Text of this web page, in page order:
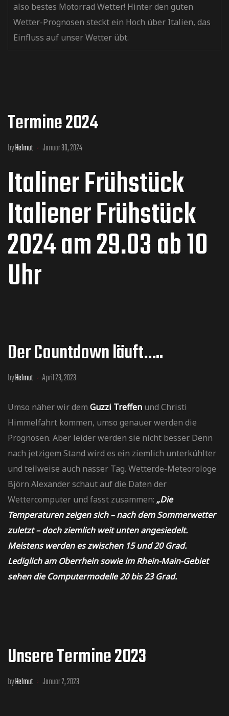
also bestes Motorrad Wetter! Hinter den guten
Wetter-Prognosen steckt ein Hoch über Italien, das
Einfluss auf unser Wetter übt.
Termine 2024
byHelmut Januar 30, 2024
Italiner Frühstück
Italiener Frühstück
2024 am 29.03 ab 10
Uhr
Der Countdown läuft…..
byHelmut April 23, 2023
Umso näher wir dem Guzzi Treffen und Christi
Himmelfahrt kommen, umso genauer werden die
Prognosen. Aber leider werden sie nicht besser. Denn
nach jetzigem Stand wird es ein ziemlich unterkühlter
und teilweise auch nasser Tag. Wetter.de-Meteorologe
Björn Alexander schaut auf die Daten der
Wettercomputer und fasst zusammen: „Die
Temperaturen zeigen sich – nach dem Sommerwetter
zuletzt – doch ziemlich weit unten angesiedelt.
Meistens werden es zwischen 15 und 20 Grad.
Lediglich am Oberrhein sowie im Rhein-Main-Gebiet
sehen die Computermodelle 20 bis 23 Grad.
Unsere Termine 2023
byHelmut Januar 2, 2023